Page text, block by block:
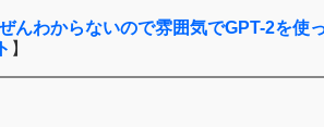
んわからないので雰囲気でGPT-2を使
】